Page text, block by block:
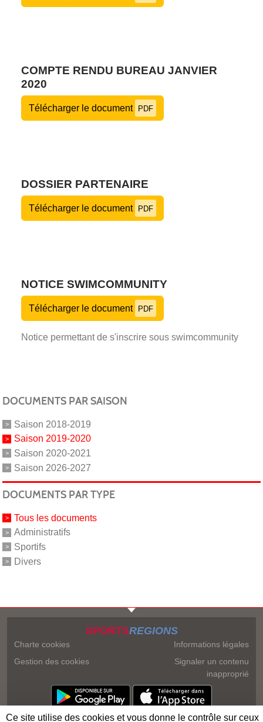
COMPTE RENDU BUREAU JANVIER
2020
Télécharger le document PDF
DOSSIER PARTENAIRE
Télécharger le document PDF
NOTICE SWIMCOMMUNITY
Télécharger le document PDF
Notice permettant de s'inscrire sous swimcommunity
DOCUMENTS PAR SAISON
Saison 2018-2019
Saison 2019-2020
Saison 2020-2021
Saison 2026-2027
DOCUMENTS PAR TYPE
Tous les documents
Administratifs
Sportifs
Divers
SPORTSREGIONS
Charte cookies
Gestion des cookies
Informations légales
Signaler un contenu
inapproprié
Ce site utilise des cookies et vous donne le contrôle sur ceux